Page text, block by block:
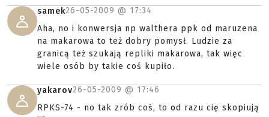
samek26-05-2009 @ 17:34
Aha, no i konwersja np walthera ppk od maruzena
na makarowa to też dobry pomysł. Ludzie za
granicą też szukają repliki makarowa, tak więc
wiele osób by takie coś kupiło.
yakarov26-05-2009 @ 17:46
RPKS-74 - no tak zrób coś, to od razu cię skopiują